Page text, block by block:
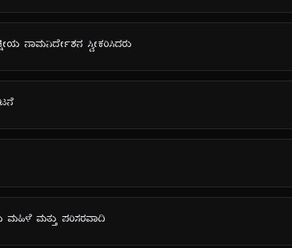
ನಾಮನಿರ್ದೇಶನ ಸ್ವೀಕರಿಸಿದರು
ಮತ್ತು ಪರಿಸರವಾದಿ